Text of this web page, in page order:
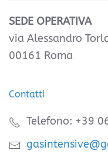
SEDE OPERATIVA
via Alessandro
00161 Roma
Contatti
Telefono: +39